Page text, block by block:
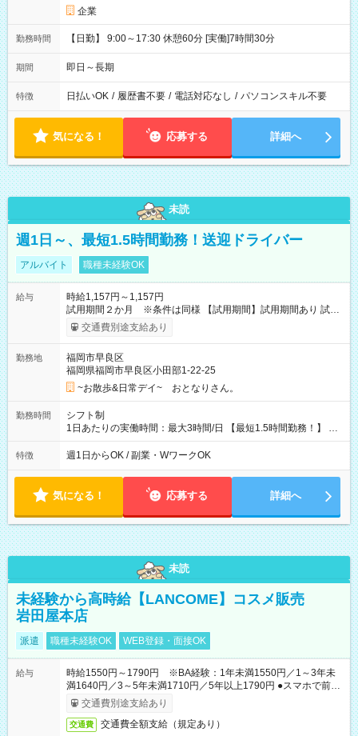
企業
勤務時間 【日勤】 9:00～17:30 休憩60分 [実働]7時間30分
期間 即日～長期
特徴 日払いOK / 履歴書不要 / 電話対応なし / パソコンスキル不要
気になる！ 応募する 詳細へ
未読
週1日～、最短1.5時間勤務！送迎ドライバー
アルバイト 職種未経験OK
給与
時給1,157円～1,157円
試用期間２か月 ※条件は同様 【試用期間】試用期間あり 試用
期間の長さ：2ヶ月 雇用形態、給与は本採用時と同じです。
交通費別途支給あり
勤務地
福岡市早良区
福岡県福岡市早良区小田部1-22-25
~お散歩&日常デイ~ おとなりさん。
勤務時間
シフト制
1日あたりの実働時間：最大3時間/日 【最短1.5時間勤務！】 基
本的に朝8:00～9:30と夕方16:30～18:00 週1日、土日のみな
ど、午前午後どちらかの勤務も可能です。
特徴 週1日からOK / 副業・WワークOK
気になる！ 応募する 詳細へ
未読
未経験から高時給【LANCOME】コスメ販売
岩田屋本店
派遣 職種未経験OK WEB登録・面接OK
給与
時給1550円～1790円 ※BA経験：1年未満1550円／1～3年未
満1640円／3～5年未満1710円／5年以上1790円 ●スマホで前払
いOK（※上限、条件あり）
交通費別途支給あり
交通費 交通費全額支給（規定あり）